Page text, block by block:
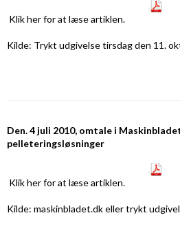
Klik herfor at læse artiklen.
Kilde: Trykt udgivelse tirsdag den 11.
Den. 4 juli 2010, omtale i
pelleteringsløsninger
Klik herfor at læse artiklen.
Kilde: maskinbladet.dk eller trykt